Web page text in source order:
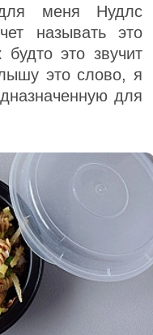
меня Нудлс
называть это
это звучит
это слово, я
для